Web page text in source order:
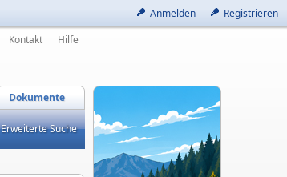
Anmelden Registrieren
Kontakt Hilfe
Dokumente
Erweiterte Suche